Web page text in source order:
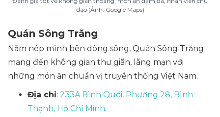
đáo (Ảnh: Google Maps)
Quán Sông Trăng
Nằm nép mình bên dòng sông, Quán Sông Trăng
mang đến không gian thư giãn, lãng mạn với
những món ăn chuẩn vị truyền thống Việt Nam.
Địa chỉ: 233A Bình Quới, Phường 28, Bình
Thạnh, Hồ Chí Minh.